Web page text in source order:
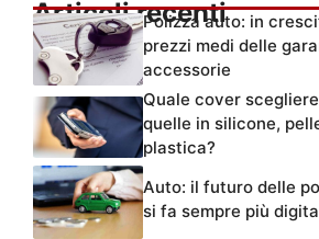
Articoli recenti
Polizza auto: in
prezzi medi delle
accessorie
Quale cover
quelle in silicone,
plastica?
Auto: il futuro delle
si fa sempre più